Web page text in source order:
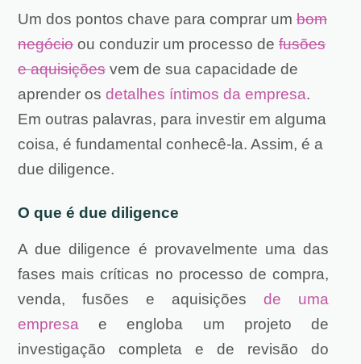
Um dos pontos chave para comprar um bom
negócio ou conduzir um processo de fusões
e aquisições vem de sua capacidade de
aprender os detalhes íntimos da empresa.
Em outras palavras, para investir em alguma
coisa, é fundamental conhecê-la. Assim, é a
due diligence.
O que é due diligence
A due diligence é provavelmente uma das
fases mais críticas no processo de compra,
venda, fusões e aquisições de uma
empresa eengloba um projeto de
investigação completa e de revisão do